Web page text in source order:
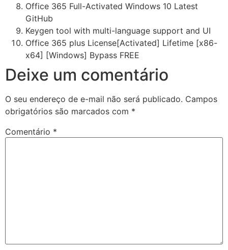
Office 365 Full-Activated Windows 10 Latest
GitHub
Keygen tool with multi-language support and UI
Office 365 plus License[Activated] Lifetime [x86-
x64] [Windows] Bypass FREE
Deixe um comentário
O seu endereço de e-mail não será publicado. Campos
obrigatórios são marcados com *
Comentário *